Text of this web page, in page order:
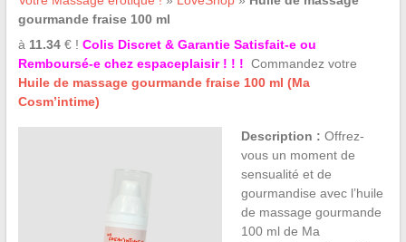
gourmande fraise 100 ml
à 11.34€ ! Colis Discret & Garantie Satisfait-e ou
Remboursé-e chez espaceplaisir ! ! ! Commandez votre
Huile de massage gourmande fraise 100 ml (Ma
Cosm’intime)
Description : Offrez-
vous un moment de
sensualité et de
gourmandise avec l’huile
de massage gourmande
100 ml de Ma